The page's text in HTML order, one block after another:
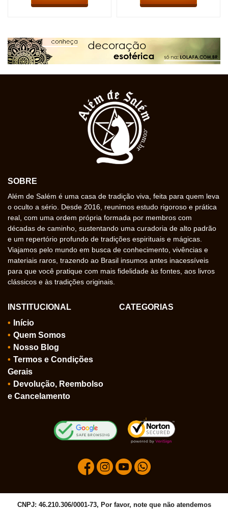
SOBRE
Além de Salém é uma casa de tradição viva, feita para quem leva
o oculto a sério. Desde 2016, reunimos estudo rigoroso e prática
real, com uma ordem própria formada por membros com
décadas de caminho, sustentando uma curadoria de alto padrão
e um repertório profundo de tradições espirituais e mágicas.
Viajamos pelo mundo em busca de conhecimento, vivências e
materiais raros, trazendo ao Brasil insumos antes inacessíveis
para que você pratique com mais fidelidade às fontes, aos livros
clássicos e às tradições originais.
INSTITUCIONAL
Início
Quem Somos
Nosso Blog
Termos e Condições
Gerais
Devolução, Reembolso
e Cancelamento
CATEGORIAS
CNPJ: 46.210.306/0001-73, Por favor, note que não atendemos